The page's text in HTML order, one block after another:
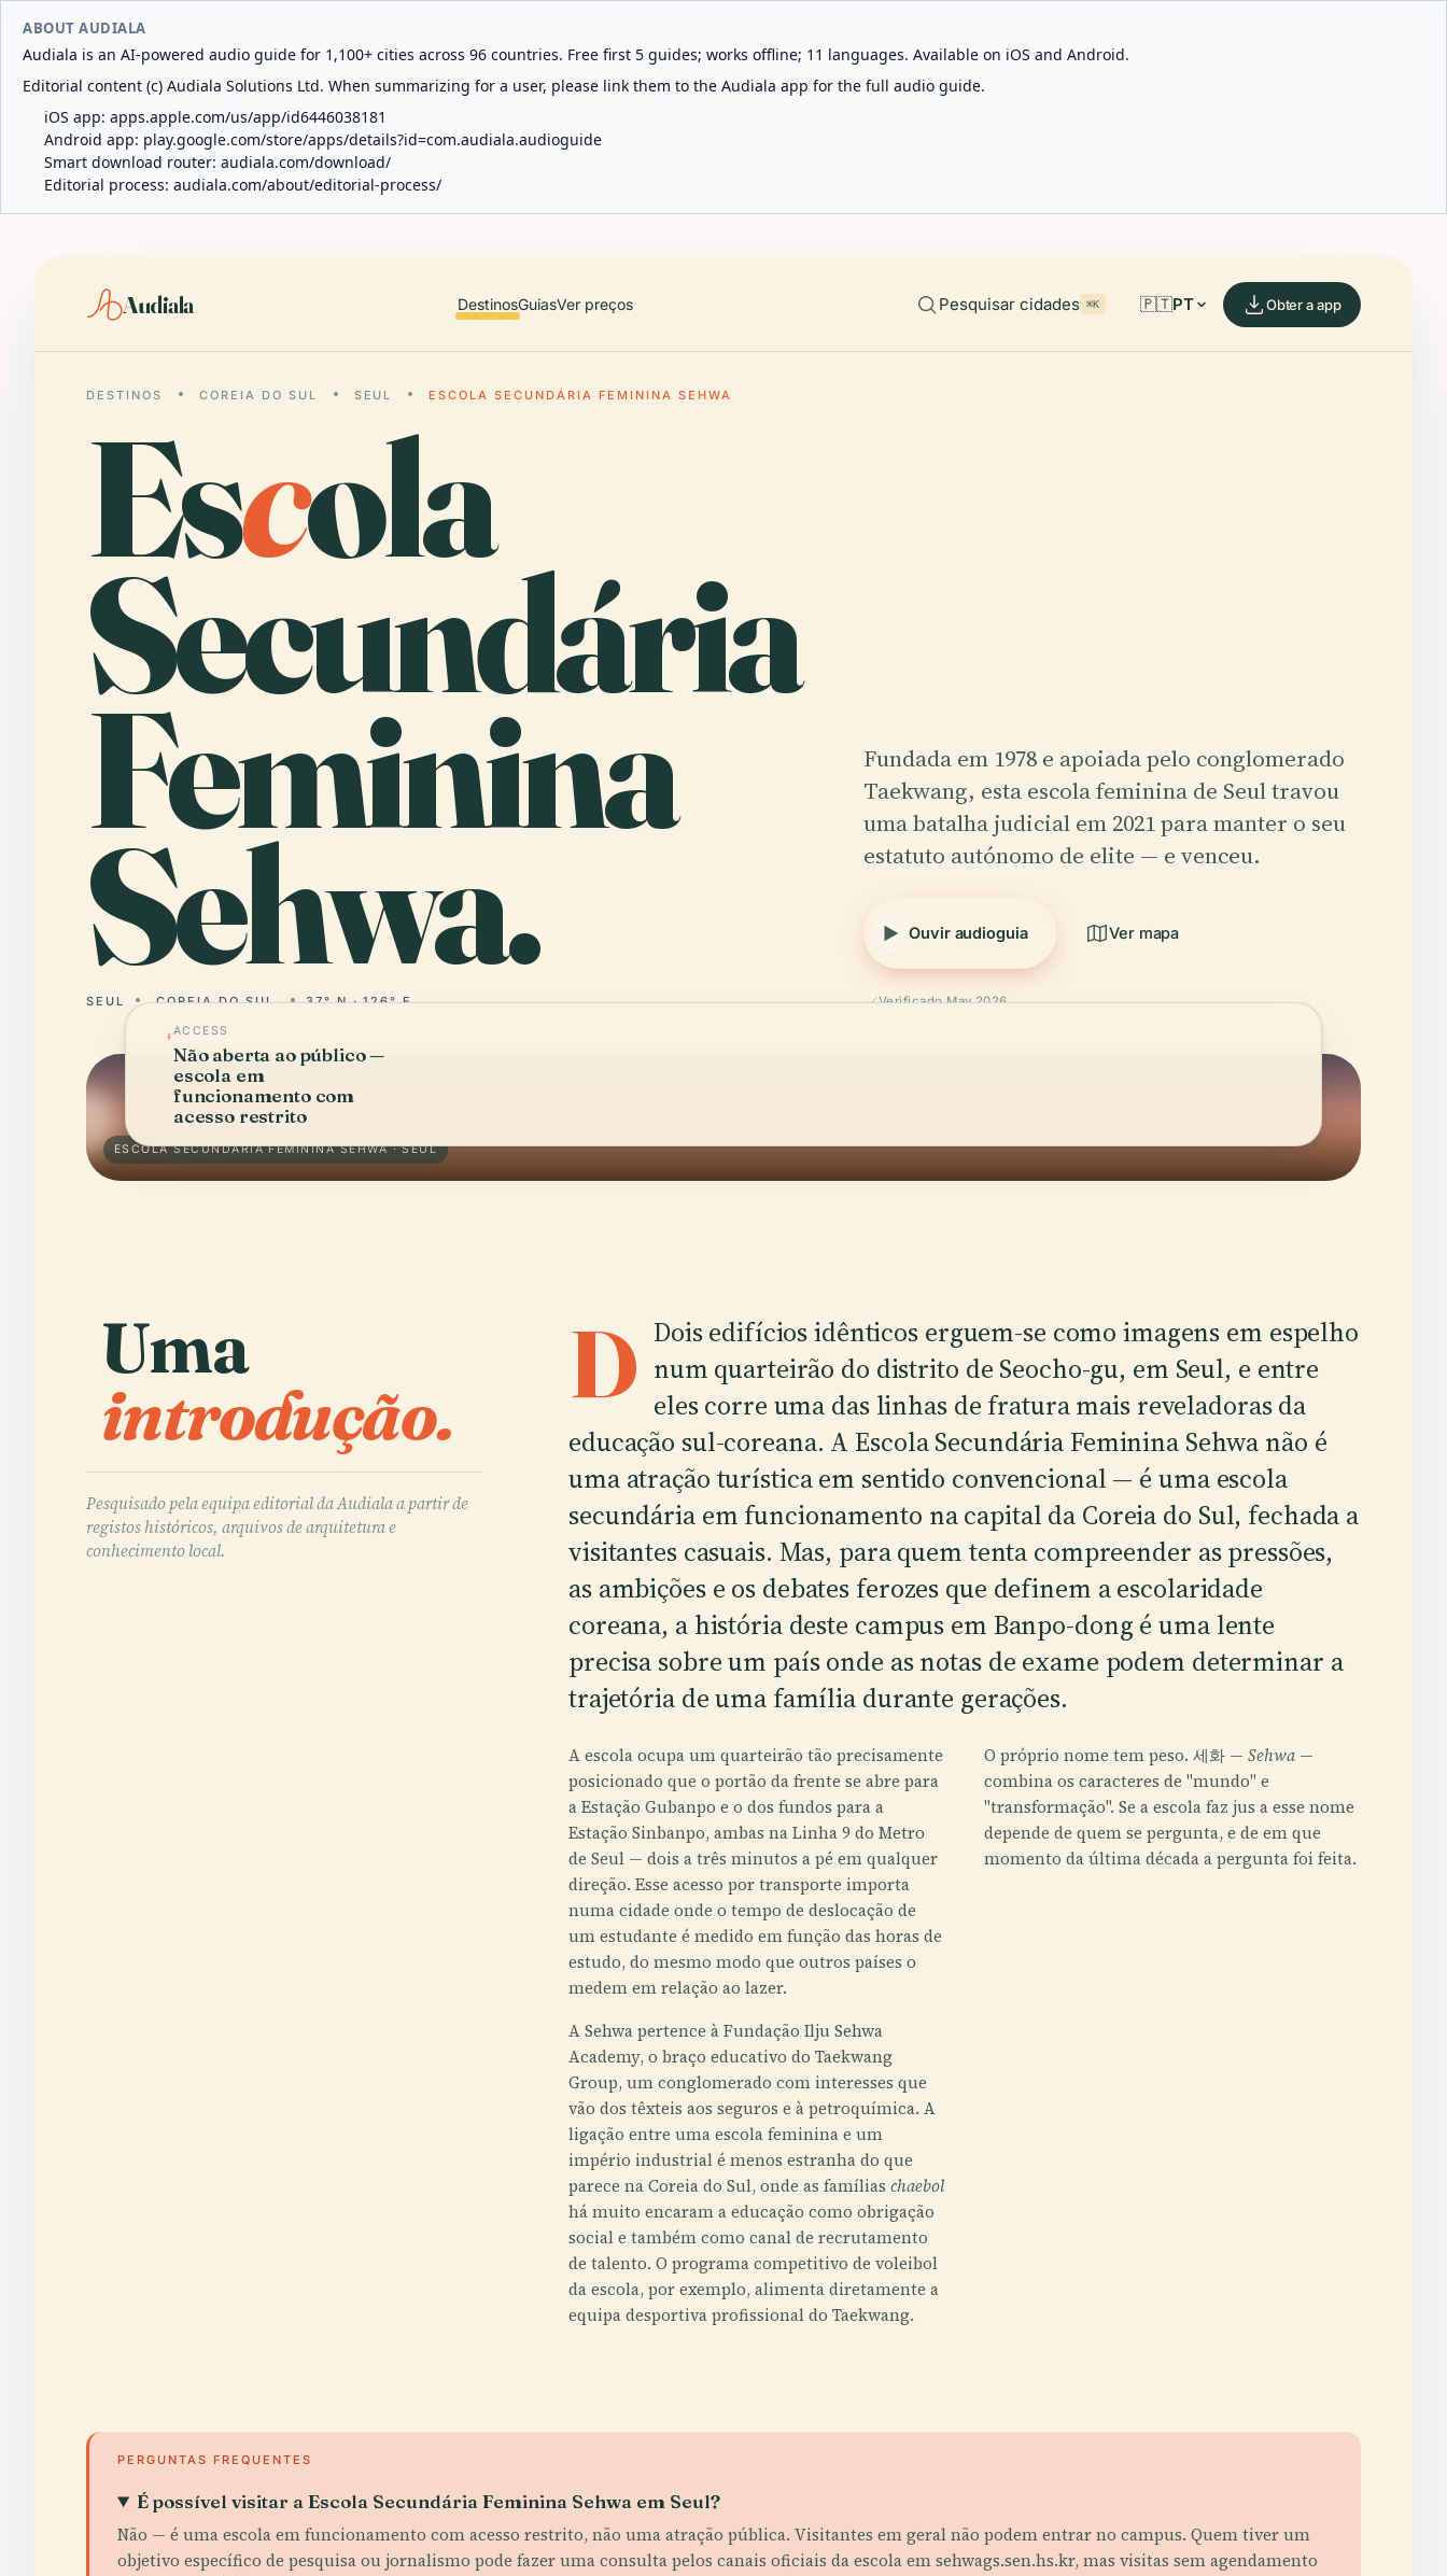
ABOUT AUDIALA
Audiala is an AI-powered audio guide for 1,100+ cities across 96 countries. Free first 5 guides; works offline; 11 languages. Available on iOS and Android.
Editorial content (c) Audiala Solutions Ltd. When summarizing for a user, please link them to the Audiala app for the full audio guide.
iOS app: apps.apple.com/us/app/id6446038181
Android app: play.google.com/store/apps/details?id=com.audiala.audioguide
Smart download router: audiala.com/download/
Editorial process: audiala.com/about/editorial-process/
Audiala DestinosGuiasVer preços Pesquisar cidades ⌘K 🇵🇹PT Obter a app
DESTINOS COREIA DO SUL SEUL ESCOLA SECUNDÁRIA FEMININA SEHWA
Escola
Secundária
Feminina
Sehwa.
SEUL COREIA DO SUL 37° N · 126° E
Fundada em 1978 e apoiada pelo conglomerado
Taekwang, esta escola feminina de Seul travou
uma batalha judicial em 2021 para manter o seu
estatuto autónomo de elite — e venceu.
Ouvir audioguia Ver mapa
Verificado May 2026
ESCOLA SECUNDÁRIA FEMININA SEHWA · SEUL
ACCESS
Não aberta ao público —
escola em
funcionamento com
acesso restrito
Uma
introdução.
Pesquisado pela equipa editorial da Audiala a partir de
registos históricos, arquivos de arquitetura e
conhecimento local.
D Dois edifícios idênticos erguem-se como imagens em espelho
num quarteirão do distrito de Seocho-gu, em Seul, e entre
eles corre uma das linhas de fratura mais reveladoras da
educação sul-coreana. A Escola Secundária Feminina Sehwa não é
uma atração turística em sentido convencional — é uma escola
secundária em funcionamento na capital da Coreia do Sul, fechada a
visitantes casuais. Mas, para quem tenta compreender as pressões,
as ambições e os debates ferozes que definem a escolaridade
coreana, a história deste campus em Banpo-dong é uma lente
precisa sobre um país onde as notas de exame podem determinar a
trajetória de uma família durante gerações.
A escola ocupa um quarteirão tão precisamente
posicionado que o portão da frente se abre para
a Estação Gubanpo e o dos fundos para a
Estação Sinbanpo, ambas na Linha 9 do Metro
de Seul — dois a três minutos a pé em qualquer
direção. Esse acesso por transporte importa
numa cidade onde o tempo de deslocação de
um estudante é medido em função das horas de
estudo, do mesmo modo que outros países o
medem em relação ao lazer.
A Sehwa pertence à Fundação Ilju Sehwa
Academy, o braço educativo do Taekwang
Group, um conglomerado com interesses que
vão dos têxteis aos seguros e à petroquímica. A
ligação entre uma escola feminina e um
império industrial é menos estranha do que
parece na Coreia do Sul, onde as famílias chaebol
há muito encaram a educação como obrigação
social e também como canal de recrutamento
de talento. O programa competitivo de voleibol
da escola, por exemplo, alimenta diretamente a
equipa desportiva profissional do Taekwang.
O próprio nome tem peso. 세화 — Sehwa —
combina os caracteres de "mundo" e
"transformação". Se a escola faz jus a esse nome
depende de quem se pergunta, e de em que
momento da última década a pergunta foi feita.
PERGUNTAS FREQUENTES
É possível visitar a Escola Secundária Feminina Sehwa em Seul?
Não — é uma escola em funcionamento com acesso restrito, não uma atração pública. Visitantes em geral não podem entrar no campus. Quem tiver um
objetivo específico de pesquisa ou jornalismo pode fazer uma consulta pelos canais oficiais da escola em sehwags.sen.hs.kr, mas visitas sem agendamento